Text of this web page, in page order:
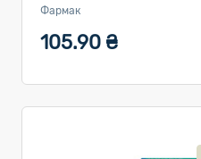
Фармак
105.90 ₴